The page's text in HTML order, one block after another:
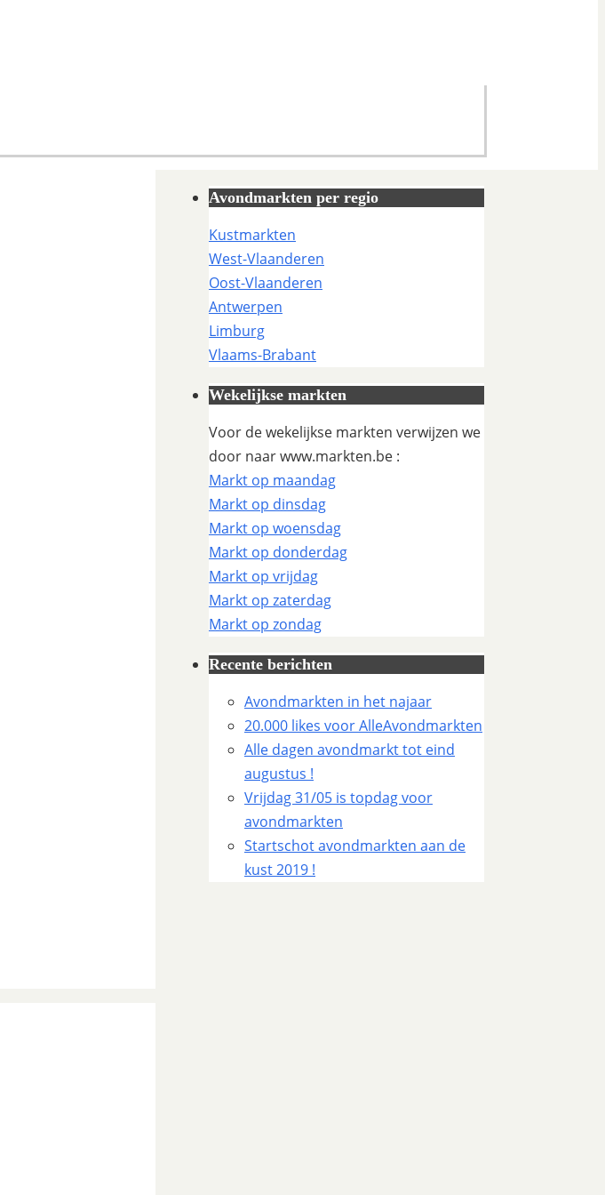
Avondmarkten per regio
Kustmarkten
West-Vlaanderen
Oost-Vlaanderen
Antwerpen
Limburg
Vlaams-Brabant
Wekelijkse markten
Voor de wekelijkse markten verwijzen we
door naar www.markten.be :
Markt op maandag
Markt op dinsdag
Markt op woensdag
Markt op donderdag
Markt op vrijdag
Markt op zaterdag
Markt op zondag
Recente berichten
Avondmarkten in het najaar
20.000 likes voor AlleAvondmarkten
Alle dagen avondmarkt tot eind
augustus !
Vrijdag 31/05 is topdag voor
avondmarkten
Startschot avondmarkten aan de
kust 2019 !